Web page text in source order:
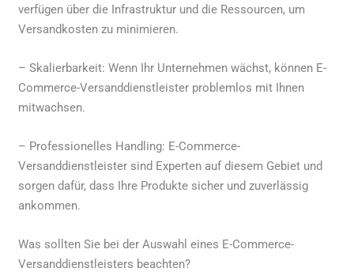
verfügen über die Infrastruktur und die Ressourcen, um
Versandkosten zu minimieren.
– Skalierbarkeit: Wenn Ihr Unternehmen wächst, können E-
Commerce-Versanddienstleister problemlos mit Ihnen
mitwachsen.
– Professionelles Handling: E-Commerce-
Versanddienstleister sind Experten auf diesem Gebiet und
sorgen dafür, dass Ihre Produkte sicher und zuverlässig
ankommen.
Was sollten Sie bei der Auswahl eines E-Commerce-
Versanddienstleisters beachten?